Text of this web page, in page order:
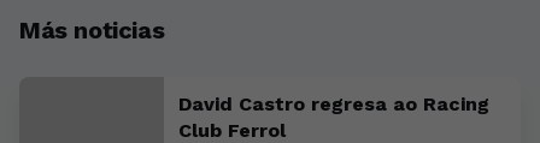
Más noticias
David Castro regresa ao Racing
Club Ferrol